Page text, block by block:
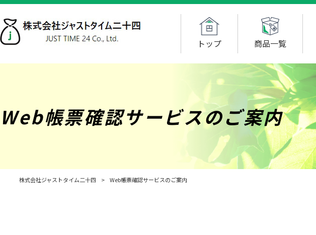
トップ 商品一覧
Web帳票確認サービスのご案内
株式会社ジャストタイム二十四 > Web帳票確認サービスのご案内